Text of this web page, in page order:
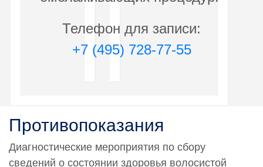
Телефон для записи:
+7 (495) 728-77-55
Противопоказания
Диагностические мероприятия по сбору
сведений о состоянии здоровья волосистой